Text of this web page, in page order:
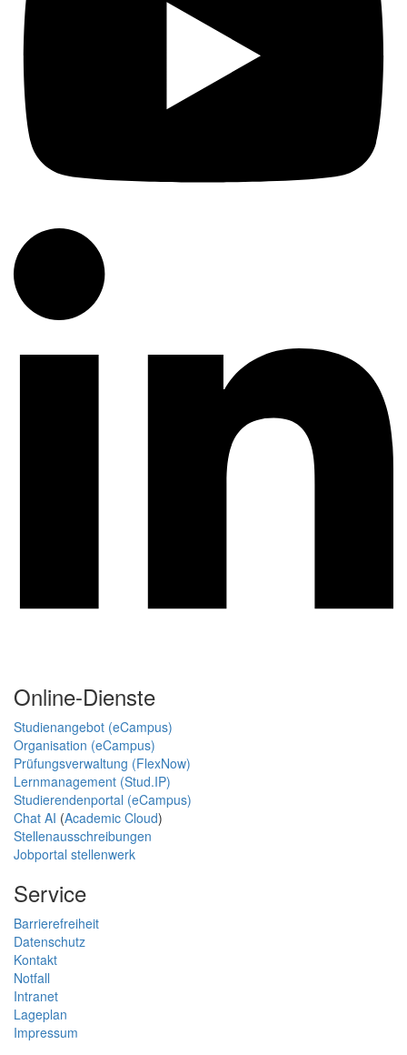
Online-Dienste
Studienangebot (eCampus)
Organisation (eCampus)
Prüfungsverwaltung (FlexNow)
Lernmanagement (Stud.IP)
Studierendenportal (eCampus)
Chat AI (Academic Cloud)
Stellenausschreibungen
Jobportal stellenwerk
Service
Barrierefreiheit
Datenschutz
Kontakt
Notfall
Intranet
Lageplan
Impressum